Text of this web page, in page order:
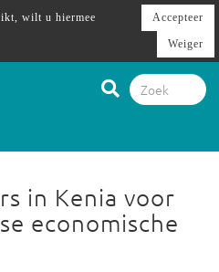
in Kenia voor
economische
wilt u hiermee
Accepteer
Weiger